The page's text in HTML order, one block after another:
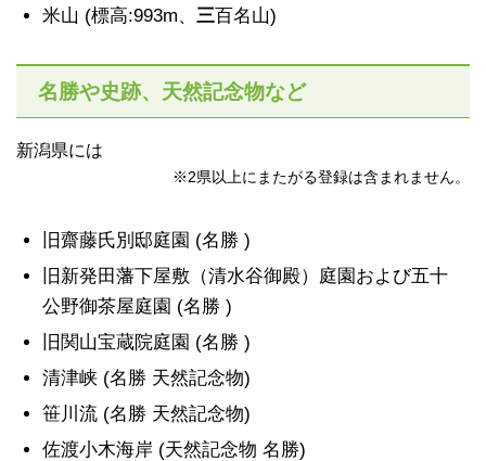
米山 (標高:993m、 三百名山)
名勝や史跡、天然記念物など
新潟県には
※2県以上にまたがる登録は含まれません。
旧齋藤氏別邸庭園 (名勝 )
旧新発田藩下屋敷（清水谷御殿）庭園および五十
公野御茶屋庭園 (名勝 )
旧関山宝蔵院庭園 (名勝 )
清津峡 (名勝 天然記念物)
笹川流 (名勝 天然記念物)
佐渡小木海岸 (天然記念物 名勝)